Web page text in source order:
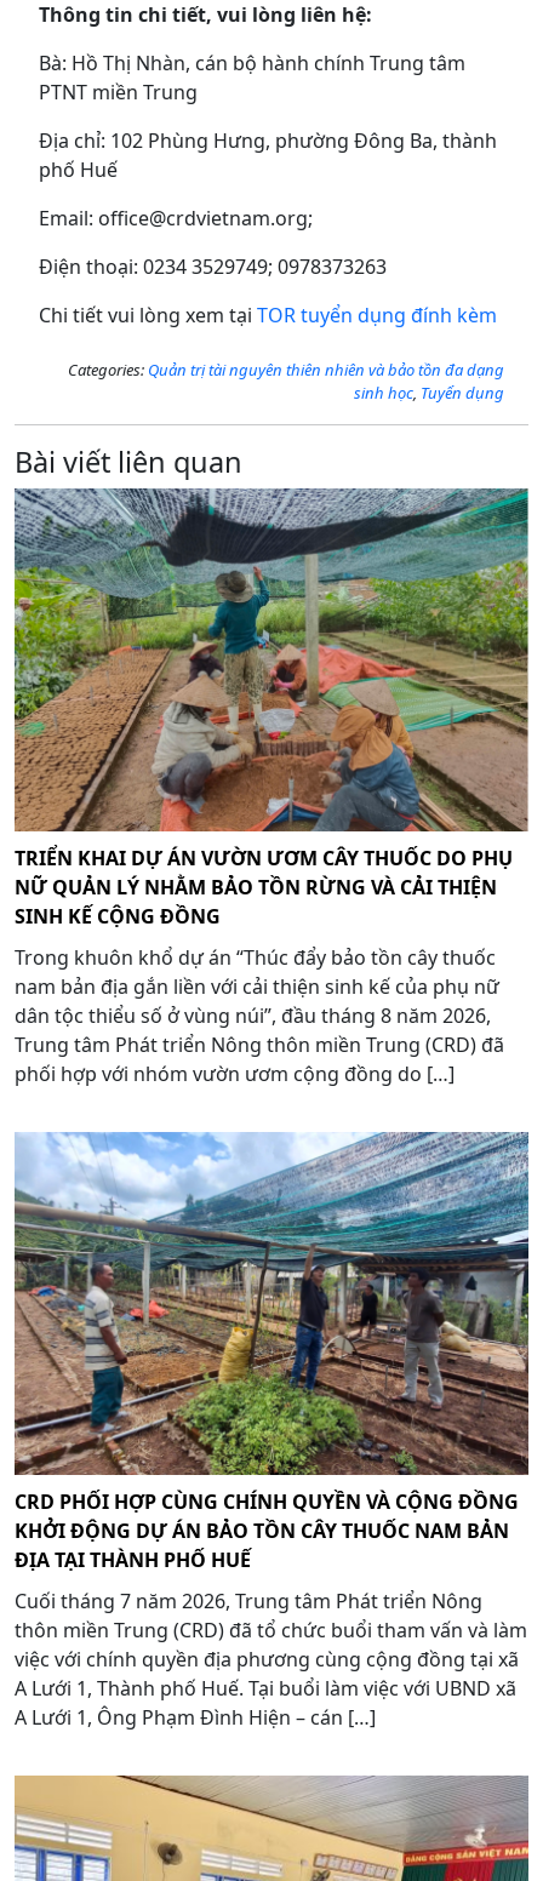
Thông tin chi tiết, vui lòng liên hệ:
Bà: Hồ Thị Nhàn, cán bộ hành chính Trung tâm
PTNT miền Trung
Địa chỉ: 102 Phùng Hưng, phường Đông Ba, thành
phố Huế
Email: office@crdvietnam.org;
Điện thoại: 0234 3529749; 0978373263
Chi tiết vui lòng xem tại TOR tuyển dụng đính kèm
Categories: Quản trị tài nguyên thiên nhiên và bảo tồn đa dạng
sinh học, Tuyển dụng
Bài viết liên quan
TRIỂN KHAI DỰ ÁN VƯỜN ƯƠM CÂY THUỐC DO PHỤ
NỮ QUẢN LÝ NHẰM BẢO TỒN RỪNG VÀ CẢI THIỆN
SINH KẾ CỘNG ĐỒNG
Trong khuôn khổ dự án “Thúc đẩy bảo tồn cây thuốc
nam bản địa gắn liền với cải thiện sinh kế của phụ nữ
dân tộc thiểu số ở vùng núi”, đầu tháng 8 năm 2026,
Trung tâm Phát triển Nông thôn miền Trung (CRD) đã
phối hợp với nhóm vườn ươm cộng đồng do […]
CRD PHỐI HỢP CÙNG CHÍNH QUYỀN VÀ CỘNG ĐỒNG
KHỞI ĐỘNG DỰ ÁN BẢO TỒN CÂY THUỐC NAM BẢN
ĐỊA TẠI THÀNH PHỐ HUẾ
Cuối tháng 7 năm 2026, Trung tâm Phát triển Nông
thôn miền Trung (CRD) đã tổ chức buổi tham vấn và làm
việc với chính quyền địa phương cùng cộng đồng tại xã
A Lưới 1, Thành phố Huế. Tại buổi làm việc với UBND xã
A Lưới 1, Ông Phạm Đình Hiện – cán […]